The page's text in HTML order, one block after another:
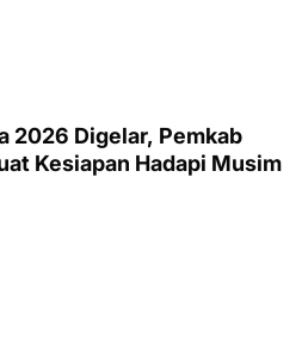
2026 Digelar, Pemkab
Kesiapan Hadapi Musim